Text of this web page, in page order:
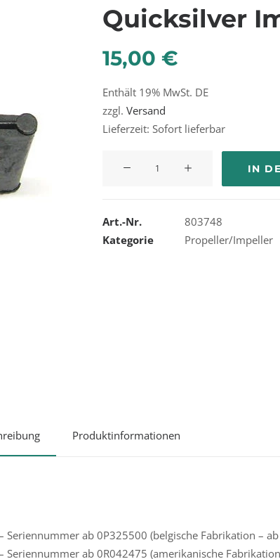
Quicksilver
15,00 €
Enthält 19% MwSt. DE
zzgl. Versand
Lieferzeit: Sofort lieferbar
IN
Art.-Nr.
803748
Kategorie
Propeller/Impeller
Produktinformationen
ab 0P325500 (belgische Fabrikation –
ab 0R042475 (amerikanische